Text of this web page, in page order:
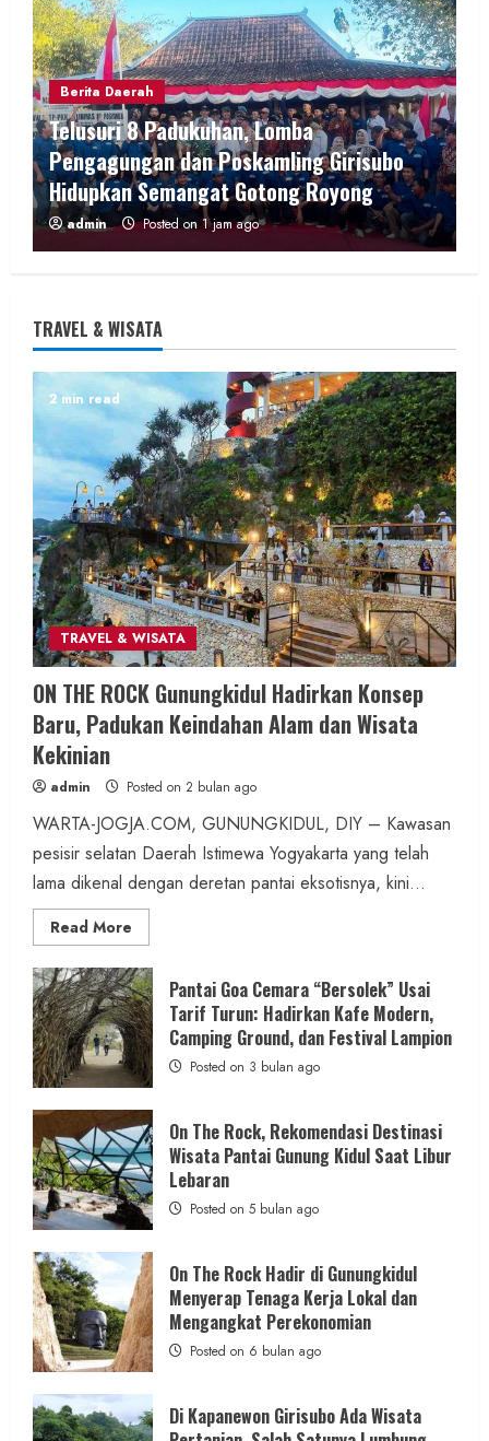
Berita Daerah
Telusuri 8 Padukuhan, Lomba
Pengagungan dan Poskamling Girisubo
Hidupkan Semangat Gotong Royong
admin Posted on 1 jam ago
Berita KUA Semugih, DIY
Penyuluh KUA Pengasih Tegaskan
Pentingnya Pola Asuh dan Lingkungan
Anak di Pengajian SD N Kutogiri
admin Posted on 10 jam ago
1 min read
Berita KUA Sewon Bantul DIY
KUA Sewon Lakukan Penataan Organisasi,
Jaga Layanan Tetap Optimal
Pascapenugasan Pegawai
admin Posted on 15 jam ago
Berita Daerah SOSIAL
Di Tengah Kemarau Panjang dan Kendala
PDAM, Aksi Sosial Wartajogja dan Donatur
Penuhi Kebutuhan Air Warga
admin Posted on 16 jam ago
2 min read
Berita Daerah Kesehatan
ASI Lancar, Ibu Tenang: RSUD Wonosari dan
Puskesmas Wonosari II Sediakan
Pendampingan Lengkap
admin Posted on 16 jam ago
TRAVEL & WISATA
2 min read
TRAVEL & WISATA
ON THE ROCK Gunungkidul Hadirkan Konsep
Baru, Padukan Keindahan Alam dan Wisata
Kekinian
admin Posted on 2 bulan ago
WARTA-JOGJA.COM, GUNUNGKIDUL, DIY – Kawasan
pesisir selatan Daerah Istimewa Yogyakarta yang telah
lama dikenal dengan deretan pantai eksotisnya, kini...
Read More
more
ON
THE
ROCK
Gunungkidul
Hadirkan
Konsep
Baru,
Padukan
Keindahan
Alam
dan
Wisata
Kekinian
Pantai Goa Cemara “Bersolek” Usai
Tarif Turun: Hadirkan Kafe Modern,
Camping Ground, dan Festival Lampion
Posted on 3 bulan ago
On The Rock, Rekomendasi Destinasi
Wisata Pantai Gunung Kidul Saat Libur
Lebaran
Posted on 5 bulan ago
On The Rock Hadir di Gunungkidul
Menyerap Tenaga Kerja Lokal dan
Mengangkat Perekonomian
Posted on 6 bulan ago
Di Kapanewon Girisubo Ada Wisata